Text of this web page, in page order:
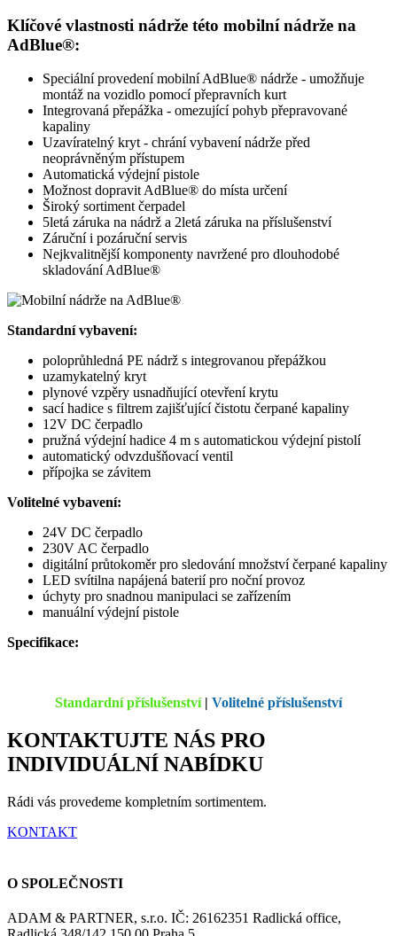
Klíčové vlastnosti nádrže této mobilní nádrže na
AdBlue®:
Speciální provedení mobilní AdBlue® nádrže - umožňuje
montáž na vozidlo pomocí přepravních kurt
Integrovaná přepážka - omezující pohyb přepravované
kapaliny
Uzavíratelný kryt - chrání vybavení nádrže před
neoprávněným přístupem
Automatická výdejní pistole
Možnost dopravit AdBlue® do místa určení
Široký sortiment čerpadel
5letá záruka na nádrž a 2letá záruka na příslušenství
Záruční i pozáruční servis
Nejkvalitnější komponenty navržené pro dlouhodobé
skladování AdBlue®
Standardní vybavení:
poloprůhledná PE nádrž s integrovanou přepážkou
uzamykatelný kryt
plynové vzpěry usnadňující otevření krytu
sací hadice s filtrem zajišťující čistotu čerpané kapaliny
12V DC čerpadlo
pružná výdejní hadice 4 m s automatickou výdejní pistolí
automatický odvzdušňovací ventil
přípojka se závitem
Volitelné vybavení:
24V DC čerpadlo
230V AC čerpadlo
digitální průtokoměr pro sledování množství čerpané kapaliny
LED svítilna napájená baterií pro noční provoz
úchyty pro snadnou manipulaci se zařízením
manuální výdejní pistole
Specifikace:
Standardní příslušenství| Volitelné příslušenství
KONTAKTUJTE NÁS PRO
INDIVIDUÁLNÍ NABÍDKU
Rádi vás provedeme kompletním sortimentem.
KONTAKT
O SPOLEČNOSTI
ADAM & PARTNER, s.r.o. IČ: 26162351 Radlická office,